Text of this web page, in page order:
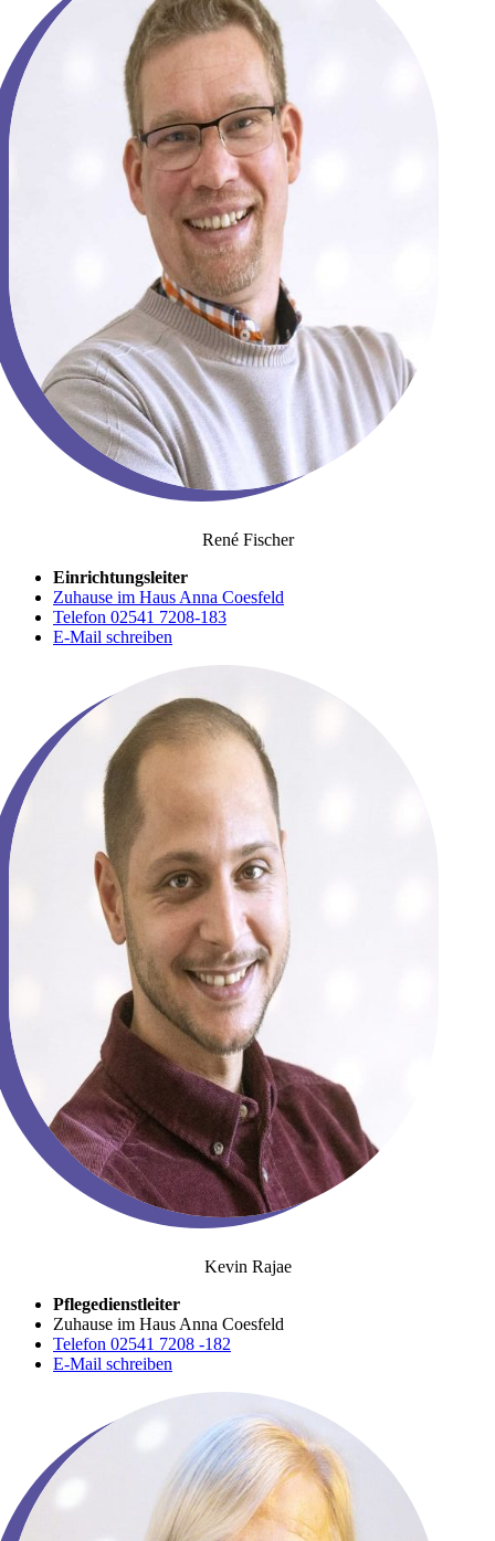
René Fischer
Einrichtungsleiter
Zuhause im Haus Anna Coesfeld
Telefon 02541 7208-183
E-Mail schreiben
Kevin Rajae
Pflegedienstleiter
Zuhause im Haus Anna Coesfeld
Telefon 02541 7208 -182
E-Mail schreiben